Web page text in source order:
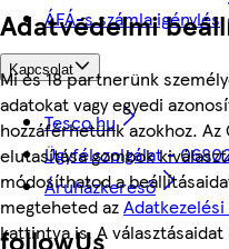
Adatvédelmi
Mi és 18 partnerünk
adatokat vagy egyedi
hozzáférhetünk azokhoz. Az
elutasítása gombok
módosíthatod a
megteheted az
kattintva is. A
ÁFÁ-s számla igénylés
Kapcsolat
Tesco.hu
Ügyfélszolgálat -
Áruházkereső
followUs